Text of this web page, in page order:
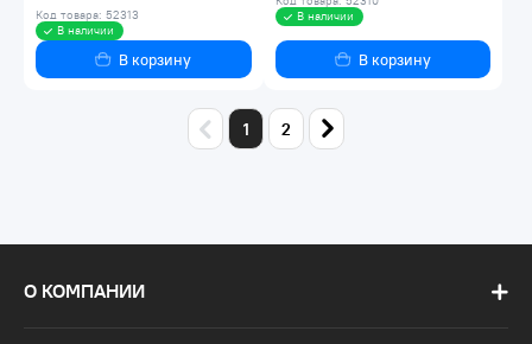
Код товара: 52313
В наличии
В корзину
В наличии
В корзину
1 2
О КОМПАНИИ